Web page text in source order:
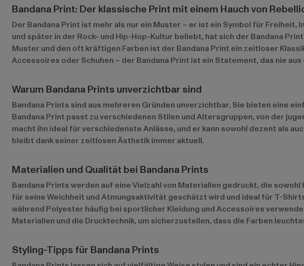
Bandana Print: Der klassische Print mit einem Hauch von
Der Bandana Print ist mehr als nur ein Muster – er ist ein Symbol für
und später in der Rock- und Hip-Hop-Kultur beliebt, hat sich der Bandana
Muster und den oft kräftigen Farben ist der Bandana Print ein zeitloser
Accessoires oder Schuhen – der Bandana Print ist ein Statement, das nie
Warum Bandana Prints unverzichtbar sind
Bandana Prints sind aus mehreren Gründen unverzichtbar. Sie bieten eine
Bandana Print passt zu verschiedenen Stilen und Altersgruppen, von der
macht ihn ideal für verschiedenste Anlässe, und er kann sowohl dezent als
bleibt dank seiner zeitlosen Ästhetik immer aktuell.
Materialien und Qualität bei Bandana Prints
Bandana Prints werden auf eine Vielzahl von Materialien gedruckt, die
für seine Weichheit und Atmungsaktivität geschätzt wird und ideal für T-
während Polyester häufig bei sportlicher Kleidung und Accessoires
Materialien und die Drucktechnik, um sicherzustellen, dass die Farben
Styling-Tipps für Bandana Prints